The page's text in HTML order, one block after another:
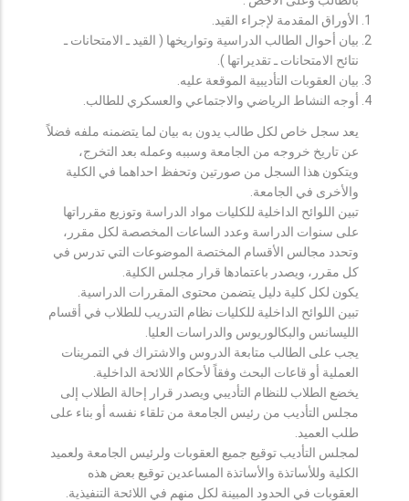
الأوراق المقدمة لإجراء القيد.
بيان أحوال الطالب الدراسية وتواريخها ( القيد ـ الامتحانات ـ
نتائح الامتحانات ـ تقديراتها ).
بيان العقوبات التأديبية الموقعة عليه.
أوجه النشاط الرياضي والاجتماعي والعسكري للطالب.
يعد سجل خاص لكل طالب يدون به بيان لما يتضمنه ملفه فضلاً
عن تاريخ خروجه من الجامعة وسببه وعمله بعد التخرج،
ويتكون هذا السجل من صورتين وتحفظ احداهما في الكلية
والأخرى في الجامعة.
تبين اللوائح الداخلية للكليات مواد الدراسة وتوزيع مقرراتها
على سنوات الدراسة وعدد الساعات المخصصة لكل مقرر،
وتحدد مجالس الأقسام المختصة الموضوعات التي تدرس في
كل مقرر، ويصدر باعتمادها قرار مجلس الكلية.
يكون لكل كلية دليل يتضمن محتوى المقررات الدراسية.
تبين اللوائح الداخلية للكليات نظام التدريب للطلاب في أقسام
الليسانس والبكالوريوس والدراسات العليا.
يجب على الطالب متابعة الدروس والاشتراك في التمرينات
العملية أو قاعات البحث وفقاً لأحكام اللائحة الداخلية.
يخضع الطلاب للنظام التأديبي ويصدر قرار إحالة الطلاب إلى
مجلس التأديب من رئيس الجامعة من تلقاء نفسه أو بناء على
طلب العميد.
لمجلس التأديب توقيع جميع العقوبات ولرئيس الجامعة ولعميد
الكلية وللأساتذة والأساتذة المساعدين توقيع بعض هذه
العقوبات في الحدود المبينة لكل منهم في اللائحة التنفيذية.